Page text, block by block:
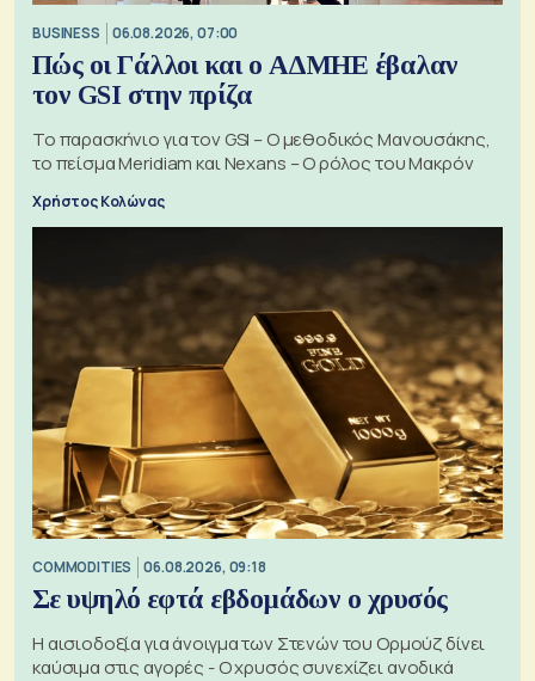
BUSINESS 06.08.2026, 07:00
Πώς οι Γάλλοι και ο ΑΔΜΗΕ έβαλαν
τον GSI στην πρίζα
Το παρασκήνιο για τον GSI – Ο μεθοδικός Μανουσάκης,
το πείσμα Meridiam και Nexans – Ο ρόλος του Μακρόν
Χρήστος Κολώνας
COMMODITIES 06.08.2026, 09:18
Σε υψηλό εφτά εβδομάδων ο χρυσός
Η αισιοδοξία για άνοιγμα των Στενών του Ορμούζ δίνει
καύσιμα στις αγορές - Ο χρυσός συνεχίζει ανοδικά